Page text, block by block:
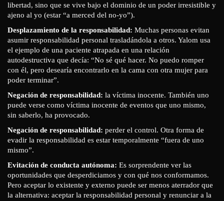
libertad, sino que se vive bajo el dominio de un poder irresistible y
ajeno al yo (estar “a merced del no-yo”).
Desplazamiento de la responsabilidad: Muchas personas evitan
asumir responsabilidad personal trasladándola a otros. Yalom usa
el ejemplo de una paciente atrapada en una relación
autodestructiva que decía: “No sé qué hacer. No puedo romper
con él, pero desearía encontrarlo en la cama con otra mujer para
poder terminar”.
Negación de responsabilidad: la víctima inocente. También uno
puede verse como víctima inocente de eventos que uno mismo,
sin saberlo, ha provocado.
Negación de responsabilidad: perder el control. Otra forma de
evadir la responsabilidad es estar temporalmente “fuera de uno
mismo”.
Evitación de conducta autónoma: Es sorprendente ver las
oportunidades que desperdiciamos y con qué nos conformamos.
Pero aceptar lo existente y externo puede ser menos aterrador que
la alternativa: aceptar la responsabilidad personal y renunciar a la